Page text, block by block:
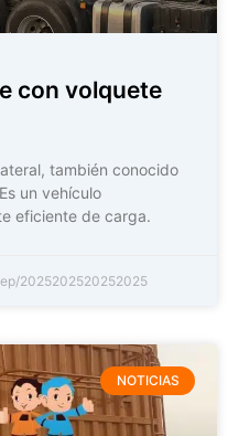
con volquete
también conocido
un vehículo
eficiente de carga.
2025202520252025
NOTICIAS